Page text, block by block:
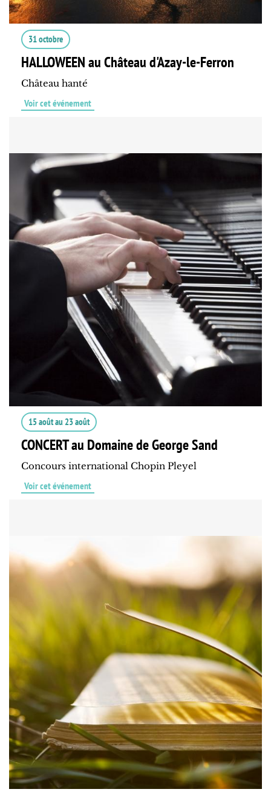
31 octobre
HALLOWEEN au Château d'Azay-le-Ferron
Château hanté
Voir cet événement
15 aoûtau 23 août
CONCERT au Domaine de George Sand
Concours international Chopin Pleyel
Voir cet événement